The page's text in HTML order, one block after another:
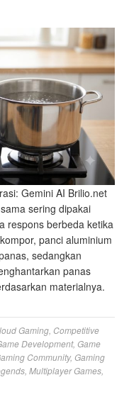
Gemini AI Brilio.net
sering dipakai
respons berbeda ketika
panci aluminium
sedangkan
panas
materialnya.
Gaming, Competitive
Development, Game
Community, Gaming
, Multiplayer Games,